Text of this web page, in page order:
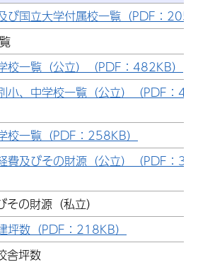
び国立大学付属校一覧（PDF：
校一覧（公立）（PDF：482KB）
小、中学校一覧（公立）（PDF：
校一覧（PDF：258KB）
費及びその財源（公立）（PDF：
の財源（私立）
坪数（PDF：218KB）
舎坪数